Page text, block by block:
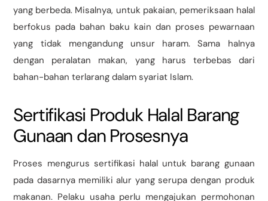
yang berbeda. Misalnya, untuk pakaian, pemeriksaan halal
berfokus pada bahan baku kain dan proses pewarnaan
yang tidak mengandung unsur haram. Sama halnya
dengan peralatan makan, yang harus terbebas dari
bahan-bahan terlarang dalam syariat Islam.
Sertifikasi Produk Halal Barang
Gunaan dan Prosesnya
Proses mengurus sertifikasi halal untuk barang gunaan
pada dasarnya memiliki alur yang serupa dengan produk
makanan. Pelaku usaha perlu mengajukan permohonan